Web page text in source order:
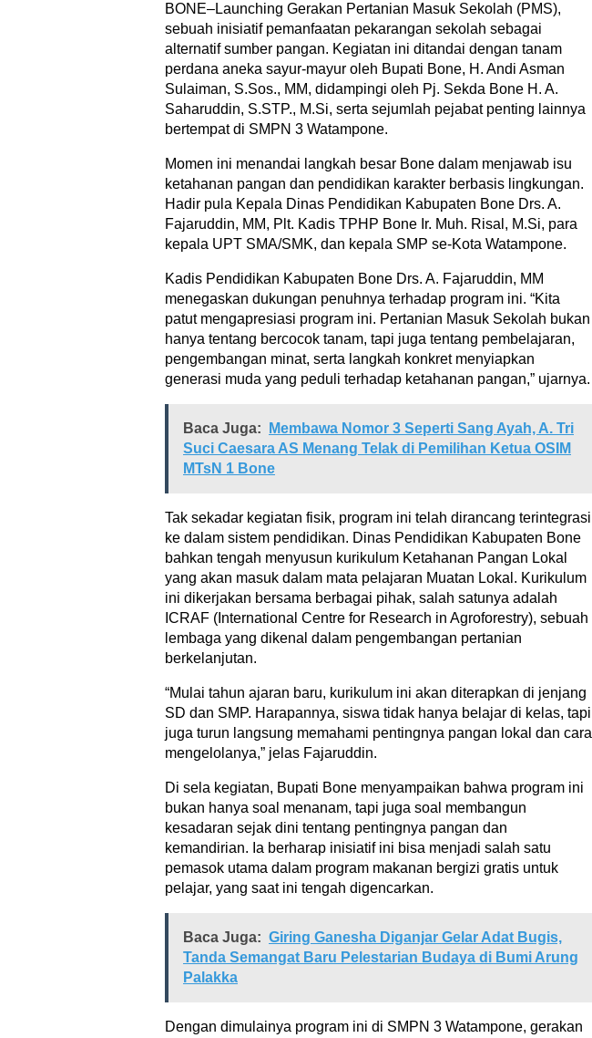
BONE–Launching Gerakan Pertanian Masuk Sekolah (PMS),
sebuah inisiatif pemanfaatan pekarangan sekolah sebagai
alternatif sumber pangan. Kegiatan ini ditandai dengan tanam
perdana aneka sayur-mayur oleh Bupati Bone, H. Andi Asman
Sulaiman, S.Sos., MM, didampingi oleh Pj. Sekda Bone H. A.
Saharuddin, S.STP., M.Si, serta sejumlah pejabat penting lainnya
bertempat di SMPN 3 Watampone.
Momen ini menandai langkah besar Bone dalam menjawab isu
ketahanan pangan dan pendidikan karakter berbasis lingkungan.
Hadir pula Kepala Dinas Pendidikan Kabupaten Bone Drs. A.
Fajaruddin, MM, Plt. Kadis TPHP Bone Ir. Muh. Risal, M.Si, para
kepala UPT SMA/SMK, dan kepala SMP se-Kota Watampone.
Kadis Pendidikan Kabupaten Bone Drs. A. Fajaruddin, MM
menegaskan dukungan penuhnya terhadap program ini. “Kita
patut mengapresiasi program ini. Pertanian Masuk Sekolah bukan
hanya tentang bercocok tanam, tapi juga tentang pembelajaran,
pengembangan minat, serta langkah konkret menyiapkan
generasi muda yang peduli terhadap ketahanan pangan,” ujarnya.
Baca Juga:
Membawa Nomor 3 Seperti Sang Ayah, A. Tri
Suci Caesara AS Menang Telak di Pemilihan Ketua OSIM
MTsN 1 Bone
Tak sekadar kegiatan fisik, program ini telah dirancang terintegrasi
ke dalam sistem pendidikan. Dinas Pendidikan Kabupaten Bone
bahkan tengah menyusun kurikulum Ketahanan Pangan Lokal
yang akan masuk dalam mata pelajaran Muatan Lokal. Kurikulum
ini dikerjakan bersama berbagai pihak, salah satunya adalah
ICRAF (International Centre for Research in Agroforestry), sebuah
lembaga yang dikenal dalam pengembangan pertanian
berkelanjutan.
“Mulai tahun ajaran baru, kurikulum ini akan diterapkan di jenjang
SD dan SMP. Harapannya, siswa tidak hanya belajar di kelas, tapi
juga turun langsung memahami pentingnya pangan lokal dan cara
mengelolanya,” jelas Fajaruddin.
Di sela kegiatan, Bupati Bone menyampaikan bahwa program ini
bukan hanya soal menanam, tapi juga soal membangun
kesadaran sejak dini tentang pentingnya pangan dan
kemandirian. Ia berharap inisiatif ini bisa menjadi salah satu
pemasok utama dalam program makanan bergizi gratis untuk
pelajar, yang saat ini tengah digencarkan.
Baca Juga: Giring Ganesha Diganjar Gelar Adat Bugis,
Tanda Semangat Baru Pelestarian Budaya di Bumi Arung
Palakka
Dengan dimulainya program ini di SMPN 3 Watampone, gerakan